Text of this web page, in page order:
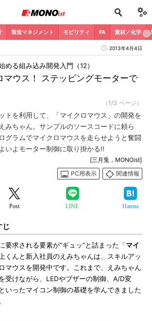
製造マネジメント モビリティ FA 素材／化学
2013年4月4日
マウス！ ステッピングモーターで
める組み込み開発入門（12）
（1/3 ページ）
トを利用して、「マイクロマウス」の開発を
みちゃん。サンプルのソースコードに頼ら
グラムでマイクロマウスを走らせようと奮闘
いよモーター制御に取り掛かる!!
[三月兎，MONOist]
PC用表示
関連情報
Post LINE Hatena
じ
求される要素が“ギュッ”と詰まった「マイ
くんと新入社員のえみちゃんは、スキルアッ
マウスを開発中です。これまで、えみちゃん
受けながら、LEDやブザーの制御、A/D変
いったマイコン制御の基礎を学んできました